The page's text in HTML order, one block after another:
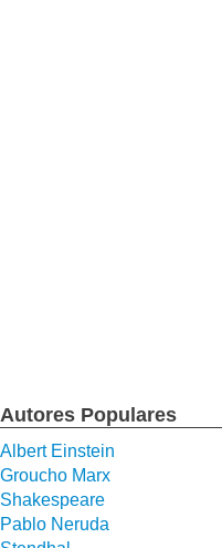
Autores Populares
Albert Einstein
Groucho Marx
Shakespeare
Pablo Neruda